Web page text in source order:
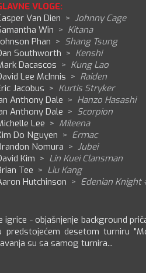
VLOGE:
Van Dien > Johnny Cage
Win > Kitana
Phan > Shang Tsung
Southworth > Kenshi
Dacascos > Kung Lao
Lee McInnis > Raiden
Jacobus > Kurtis Stryker
Anthony Dale > Hanzo Hasashi
Anthony Dale > Scorpion
Lee > Mileena
Do Nguyen > Ermac
Nomura > Jubei
Kim > Lin Kuei Clansman
Tee > Liu Kang
Hutchinson > Edenian Knight
- objašnjenje background
predstojećem desetom turniru
su sa samog turnira...